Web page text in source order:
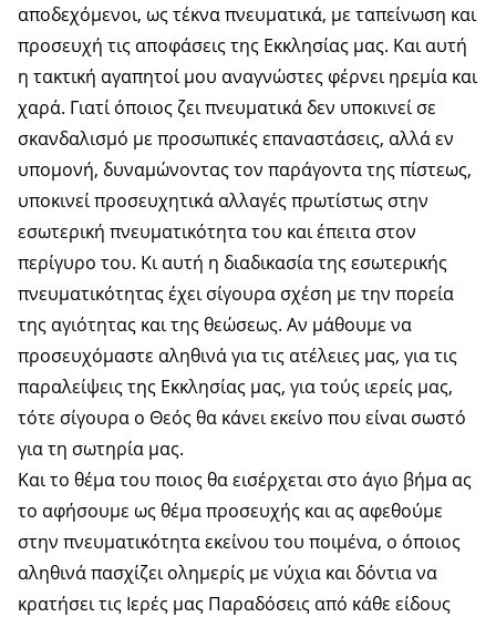
αποδεχόμενοι, ως τέκνα πνευματικά, με ταπείνωση και
προσευχή τις αποφάσεις της Εκκλησίας μας. Και αυτή
η τακτική αγαπητοί μου αναγνώστες φέρνει ηρεμία και
χαρά. Γιατί όποιος ζει πνευματικά δεν υποκινεί σε
σκανδαλισμό με προσωπικές επαναστάσεις, αλλά εν
υπομονή, δυναμώνοντας τον παράγοντα της πίστεως,
υποκινεί προσευχητικά αλλαγές πρωτίστως στην
εσωτερική πνευματικότητα του και έπειτα στον
περίγυρο του. Κι αυτή η διαδικασία της εσωτερικής
πνευματικότητας έχει σίγουρα σχέση με την πορεία
της αγιότητας και της θεώσεως. Αν μάθουμε να
προσευχόμαστε αληθινά για τις ατέλειες μας, για τις
παραλείψεις της Εκκλησίας μας, για τούς ιερείς μας,
τότε σίγουρα ο Θεός θα κάνει εκείνο που είναι σωστό
για τη σωτηρία μας.
Και το θέμα του ποιος θα εισέρχεται στο άγιο βήμα ας
το αφήσουμε ως θέμα προσευχής και ας αφεθούμε
στην πνευματικότητα εκείνου του ποιμένα, ο όποιος
αληθινά πασχίζει ολημερίς με νύχια και δόντια να
κρατήσει τις Ιερές μας Παραδόσεις από κάθε είδους